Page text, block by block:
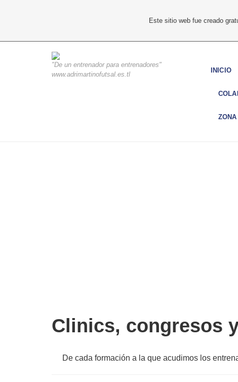
"De un entrenador para entrenadores"
www.adrimartinofutsal.es.tl
INICIO
Clinics, congresos
De cada formación a la que acudimos los
Este sitio web fue creado